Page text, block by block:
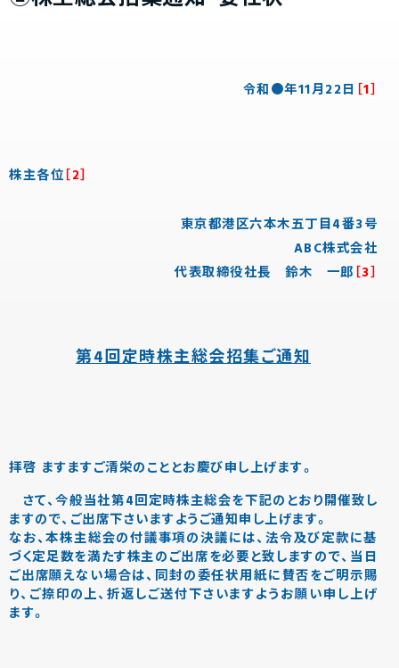
令和●年11月22日 ［1］
株主各位［2］
東京都港区六本木五丁目4番3号
ABC株式会社
代表取締役社長 鈴木 一郎［3］
第4回定時株主総会招集ご通知
拝啓 ますますご清栄のこととお慶び申し上げます。
さて、今般当社第4回定時株主総会を下記のとおり開催致し
ますので、ご出席下さいますようご通知申し上げます。
なお、本株主総会の付議事項の決議には、法令及び定款に基
づく定足数を満たす株主のご出席を必要と致しますので、当日
ご出席願えない場合は、同封の委任状用紙に賛否をご明示賜
り、ご捺印の上、折返しご送付下さいますようお願い申し上げ
ます。